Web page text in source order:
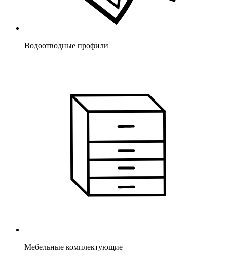
Водоотводные профили
Мебельные комплектующие